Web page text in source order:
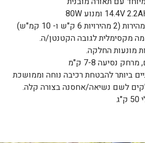
ו- 10 קמ"ש)
מקסימלית לגובה הקטנטן/ה.
מונעות החלקה.
נסיעה 7-8 ק"מ
ביותר להבטחת רכיבה נוחה וממושכת
לשם נשיאה/אחסנה בצורה קלה.